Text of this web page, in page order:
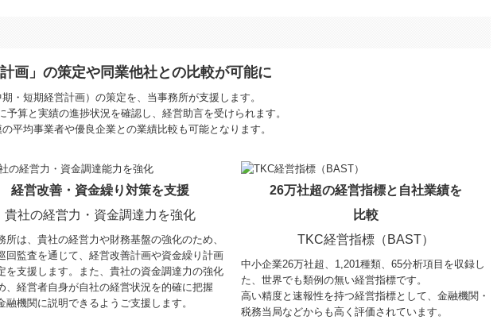
計画」の策定や同業他社との比較が可能に
・短期経営計画）の策定を、当事務所が支援します。
予算と実績の進捗状況を確認し、経営助言を受けられます。
平均事業者や優良企業との業績比較も可能となります。
経営改善・資金繰り対策を支援
貴社の経営力・資金調達力を強化
所は、貴社の経営力や財務基盤の強化のため、
回監査を通じて、経営改善計画や資金繰り計画
を支援します。また、貴社の資金調達力の強化
、経営者自身が自社の経営状況を的確に把握
融機関に説明できるようご支援します。
26万社超の経営指標と自社業績を
比較
TKC経営指標（BAST）
中小企業26万社超、 1,201 種類、65分析項目を収録し
た、世界でも類例の無い経営指標です。
高い精度と速報性を持つ経営指標として、金融機関・
税務当局などからも高く評価されています。